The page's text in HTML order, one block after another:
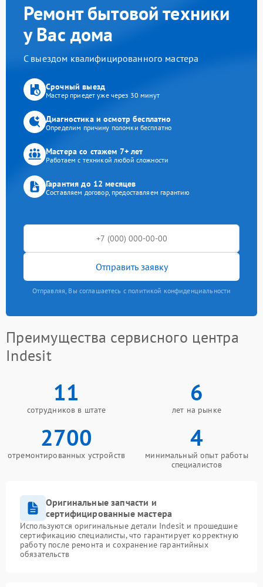
Ремонт бытовой техники
у Вас дома
С выездом квалифицированного мастера
Срочный выезд
Мастер приедет уже через 30 минут
Диагностика и осмотр бесплатно
Определим причину поломки бесплатно
Мастера со стажем 7+ лет
Работаем с техникой любой сложности
Гарантия до 12 месяцев
Составляем договор, предоставляем гарантию
Отправить заявку
Отправляя, Вы соглашаетесь с политикой конфиденциальности
Преимущества сервисного центра
Indesit
11
сотрудников в штате
6
лет на рынке
2700
отремонтированных устройств
4
минимальный опыт работы
специалистов
Оригинальные запчасти и
сертифицированные мастера
Используются оригинальные детали Indesit и прошедшие
сертификацию специалисты, что гарантирует корректную
работу после ремонта и сохранение гарантийных
обязательств